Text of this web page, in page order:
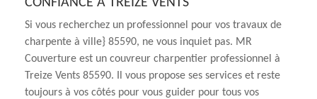
CONFIANCE À TREIZE VENTS
Si vous recherchez un professionnel pour vos travaux de
charpente à ville} 85590, ne vous inquiet pas. MR
Couverture est un couvreur charpentier professionnel à
Treize Vents 85590. Il vous propose ses services et reste
toujours à vos côtés pour vous guider pour tous vos